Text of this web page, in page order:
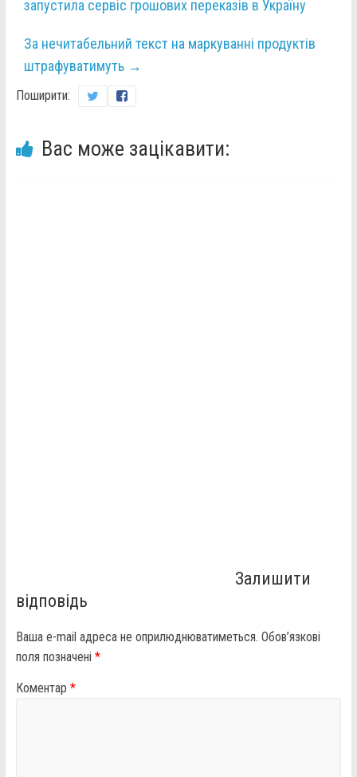
запустила сервіс грошових переказів в Україну
За нечитабельний текст на маркуванні продуктів
штрафуватимуть →
Поширити:
Вас може зацікавити:
Залишити
відповідь
Ваша e-mail адреса не оприлюднюватиметься. Обов’язкові
поля позначені *
Коментар *